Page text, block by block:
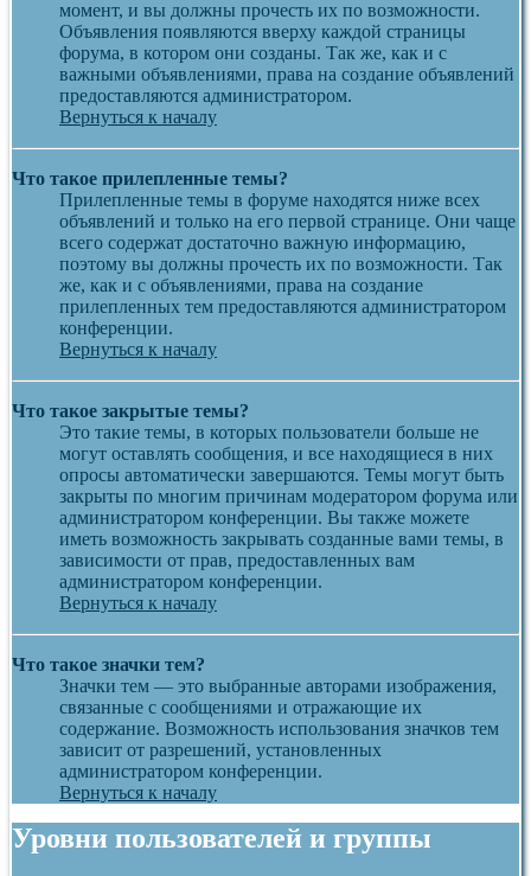
момент, и вы должны прочесть их по возможности.
Объявления появляются вверху каждой страницы
форума, в котором они созданы. Так же, как и с
важными объявлениями, права на создание объявлений
предоставляются администратором.
Вернуться к началу
Что такое прилепленные темы?
Прилепленные темы в форуме находятся ниже всех
объявлений и только на его первой странице. Они чаще
всего содержат достаточно важную информацию,
поэтому вы должны прочесть их по возможности. Так
же, как и с объявлениями, права на создание
прилепленных тем предоставляются администратором
конференции.
Вернуться к началу
Что такое закрытые темы?
Это такие темы, в которых пользователи больше не
могут оставлять сообщения, и все находящиеся в них
опросы автоматически завершаются. Темы могут быть
закрыты по многим причинам модератором форума или
администратором конференции. Вы также можете
иметь возможность закрывать созданные вами темы, в
зависимости от прав, предоставленных вам
администратором конференции.
Вернуться к началу
Что такое значки тем?
Значки тем — это выбранные авторами изображения,
связанные с сообщениями и отражающие их
содержание. Возможность использования значков тем
зависит от разрешений, установленных
администратором конференции.
Вернуться к началу
Уровни пользователей и группы